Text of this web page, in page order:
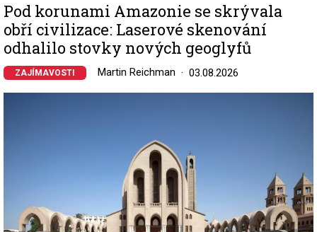
Pod korunami Amazonie se skrývala
obří civilizace: Laserové skenování
odhalilo stovky nových geoglyfů
ZAJÍMAVOSTI Martin Reichman 03.08.2026